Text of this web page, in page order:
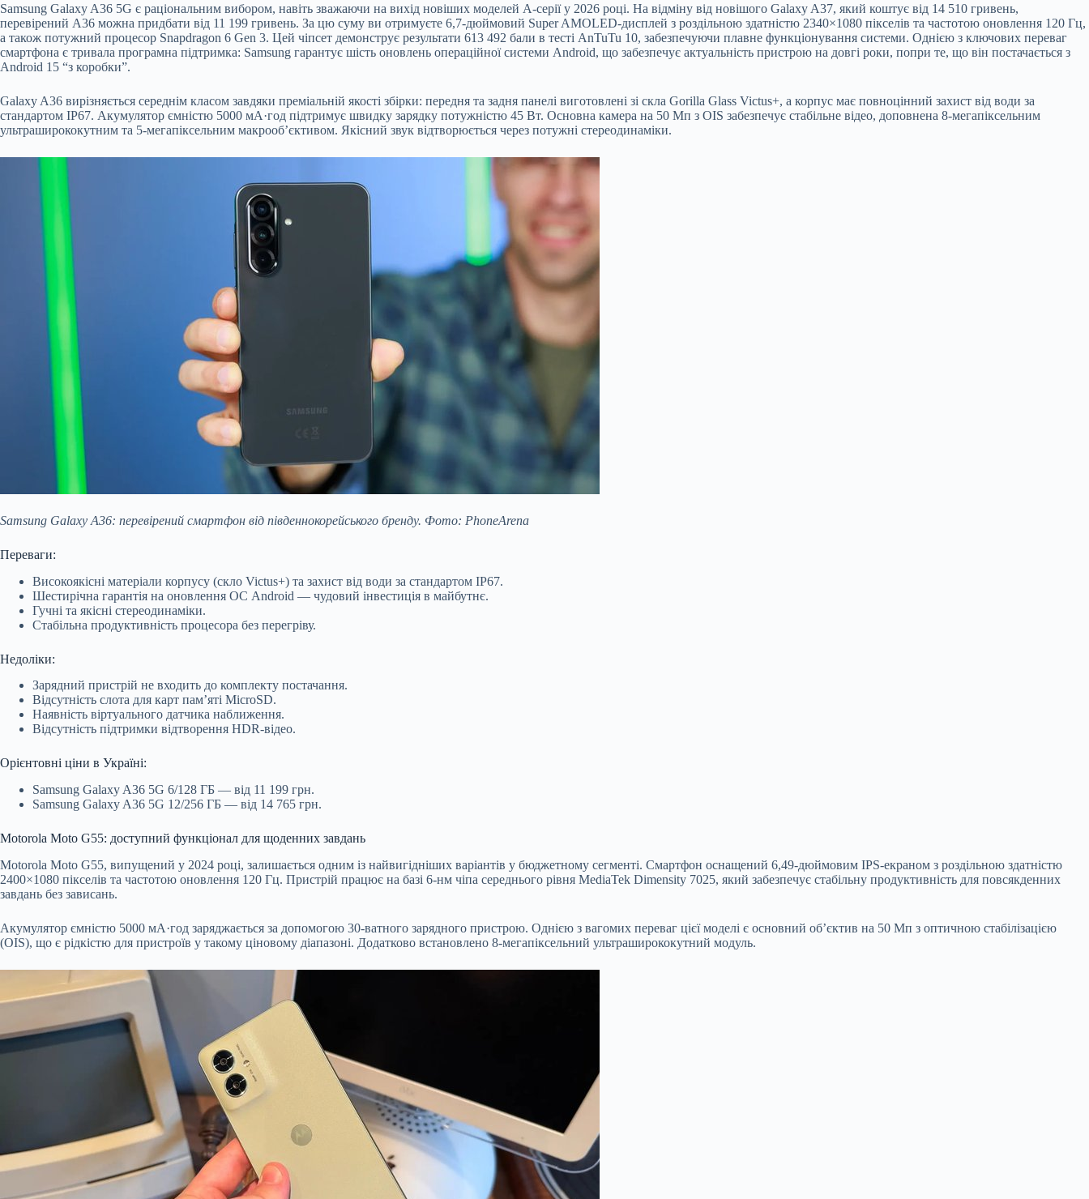
Samsung Galaxy A36 5G є раціональним вибором, навіть зважаючи на вихід новіших моделей A-серії у 2026 році. На відміну від новішого Galaxy A37, який коштує від 14 510 гривень,
перевірений A36 можна придбати від 11 199 гривень. За цю суму ви отримуєте 6,7-дюймовий Super AMOLED-дисплей з роздільною здатністю 2340×1080 пікселів та частотою оновлення 120 Гц,
а також потужний процесор Snapdragon 6 Gen 3. Цей чіпсет демонструє результати 613 492 бали в тесті AnTuTu 10, забезпечуючи плавне функціонування системи. Однією з ключових переваг
смартфона є тривала програмна підтримка: Samsung гарантує шість оновлень операційної системи Android, що забезпечує актуальність пристрою на довгі роки, попри те, що він постачається з
Android 15 “з коробки”.
Galaxy A36 вирізняється середнім класом завдяки преміальній якості збірки: передня та задня панелі виготовлені зі скла Gorilla Glass Victus+, а корпус має повноцінний захист від води за
стандартом IP67. Акумулятор ємністю 5000 мА·год підтримує швидку зарядку потужністю 45 Вт. Основна камера на 50 Мп з OIS забезпечує стабільне відео, доповнена 8-мегапіксельним
ультраширококутним та 5-мегапіксельним макрооб’єктивом. Якісний звук відтворюється через потужні стереодинаміки.
Samsung Galaxy A36: перевірений смартфон від південнокорейського бренду. Фото: PhoneArena
Переваги:
Високоякісні матеріали корпусу (скло Victus+) та захист від води за стандартом IP67.
Шестирічна гарантія на оновлення ОС Android — чудовий інвестиція в майбутнє.
Гучні та якісні стереодинаміки.
Стабільна продуктивність процесора без перегріву.
Недоліки:
Зарядний пристрій не входить до комплекту постачання.
Відсутність слота для карт пам’яті MicroSD.
Наявність віртуального датчика наближення.
Відсутність підтримки відтворення HDR-відео.
Орієнтовні ціни в Україні:
Samsung Galaxy A36 5G 6/128 ГБ — від 11 199 грн.
Samsung Galaxy A36 5G 12/256 ГБ — від 14 765 грн.
Motorola Moto G55: доступний функціонал для щоденних завдань
Motorola Moto G55, випущений у 2024 році, залишається одним із найвигідніших варіантів у бюджетному сегменті. Смартфон оснащений 6,49-дюймовим IPS-екраном з роздільною здатністю
2400×1080 пікселів та частотою оновлення 120 Гц. Пристрій працює на базі 6-нм чіпа середнього рівня MediaTek Dimensity 7025, який забезпечує стабільну продуктивність для повсякденних
завдань без зависань.
Акумулятор ємністю 5000 мА·год заряджається за допомогою 30-ватного зарядного пристрою. Однією з вагомих переваг цієї моделі є основний об’єктив на 50 Мп з оптичною стабілізацією
(OIS), що є рідкістю для пристроїв у такому ціновому діапазоні. Додатково встановлено 8-мегапіксельний ультраширококутний модуль.